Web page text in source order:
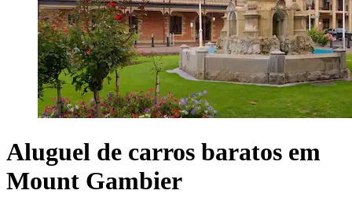
Aluguel de carros baratos em
Mount Gambier